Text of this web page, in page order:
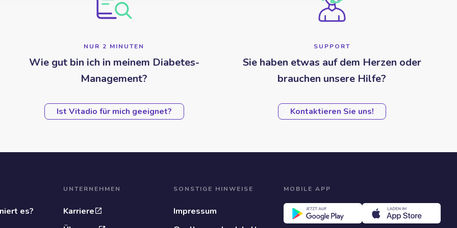
NUR 2 MINUTEN
Wie gut bin ich in meinem Diabetes-
Management?
Ist Vitadio für mich geeignet?
SUPPORT
Sie haben etwas auf dem Herzen oder
brauchen unsere Hilfe?
Kontaktieren Sie uns!
es?
UNTERNEHMEN
Karriere
SONSTIGE HINWEISE
Impressum
MOBILE APP